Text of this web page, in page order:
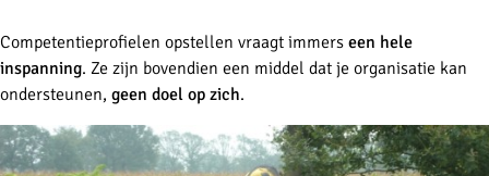
Competentieprofielen opstellen vraagt immers een hele
inspanning. Ze zijn bovendien een middel dat je organisatie kan
ondersteunen, geen doel op zich.